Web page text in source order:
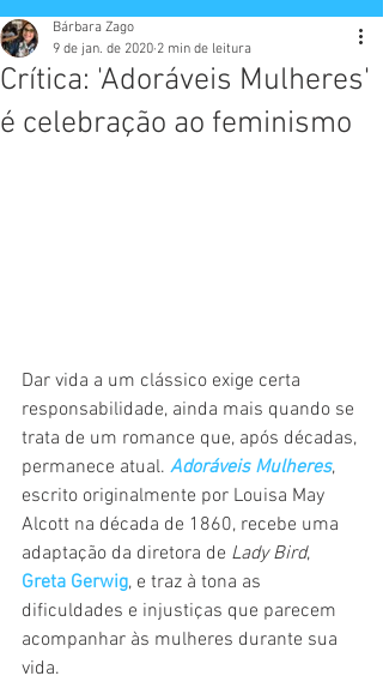
Crítica: 'Adoráveis Mulheres'
é celebração ao feminismo
Bárbara Zago
9 de jan. de 2020 2 min de leitura
Dar vida a um clássico exige certa
responsabilidade, ainda mais quando se
trata de um romance que, após décadas,
permanece atual. Adoráveis Mulheres,
escrito originalmente por Louisa May
Alcott na década de 1860, recebe uma
adaptação da diretora de Lady Bird,
Greta Gerwig, e traz à tona as
dificuldades e injustiças que parecem
acompanhar às mulheres durante sua
vida.